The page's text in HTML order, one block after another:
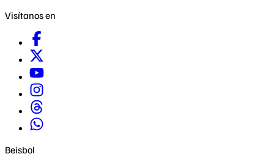
Visítanos en
Beisbol